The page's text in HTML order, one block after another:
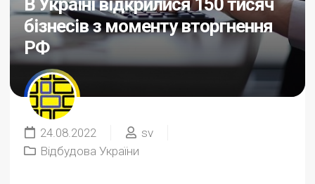
В Україні відкрилися 150 тисяч
бізнесів з моменту вторгнення
РФ
24.08.2022
sv
Відбудова України